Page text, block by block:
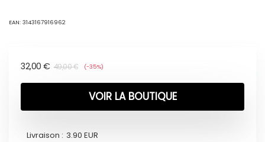
EAN: 3143167916962
49,00€
32,00 € (-35%)
VOIR LA BOUTIQUE
Livraison : 3.90 EUR